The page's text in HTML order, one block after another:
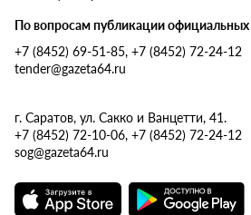
По вопросам публикации
+7 (8452) 69-51-85, +7 (8452) 72-24-12
tender@gazeta64.ru
г. Саратов, ул. Сакко и Ванцетти, 41.
+7 (8452) 72-10-06, +7 (8452) 72-24-12
sog@gazeta64.ru